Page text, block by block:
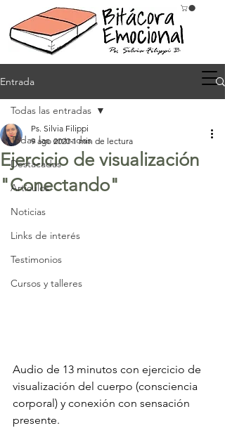
Entrada
Todas las entradas
Destacadas
Artículos
Noticias
Links de interés
Testimonios
Cursos y talleres
Todas las entradas
Ejercicio de visualización
"Conectando"
Ps. Silvia Filippi
9 ago 2020 1 min de lectura
Audio de 13 minutos con ejercicio de
visualización del cuerpo (consciencia
corporal) y conexión con sensación
presente.